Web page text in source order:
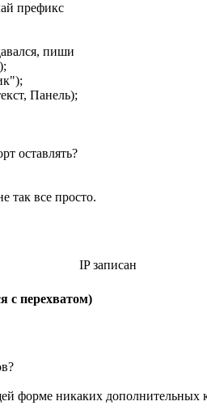
префикс
пиши
Панель);
оставлять?
так все просто.
IP записан
с перехватом)
форме никаких дополнительных